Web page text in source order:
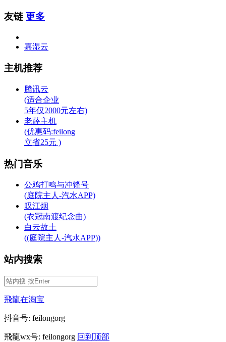
友链 更多
嘉湿云
主机推荐
腾讯云
(适合企业
5年仅2000元左右)
老薛主机
(优惠码:feilong
立省25元 )
热门音乐
公鸡打鸣与冲锋号
(庭院主人-汽水APP)
叹江烟
(衣冠南渡纪念曲)
白云故土
((庭院主人-汽水APP))
站内搜索
飛龍在淘宝
抖音号: feilongorg
飛龍wx号: feilongorg 回到顶部